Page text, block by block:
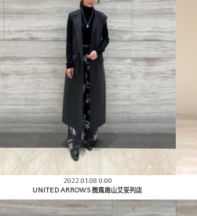
2022.01.08 0:00
UNITED ARROWS 微風南山艾妥列店